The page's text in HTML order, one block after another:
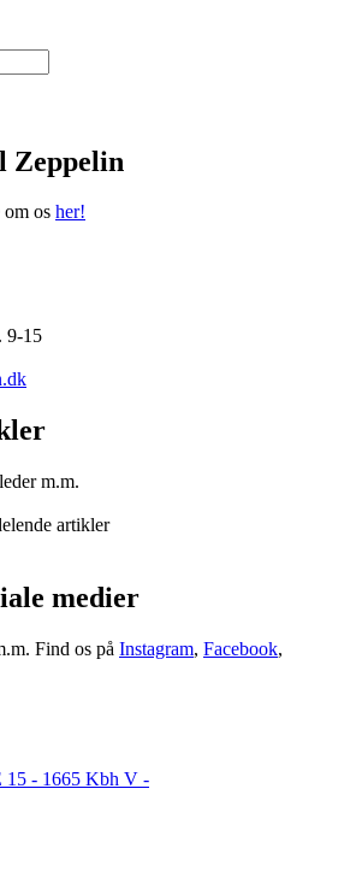
Zeppelin
os her!
9-15
m.m.
artikler
medier
Find os på Instagram, Facebook,
- 1665 Kbh V -